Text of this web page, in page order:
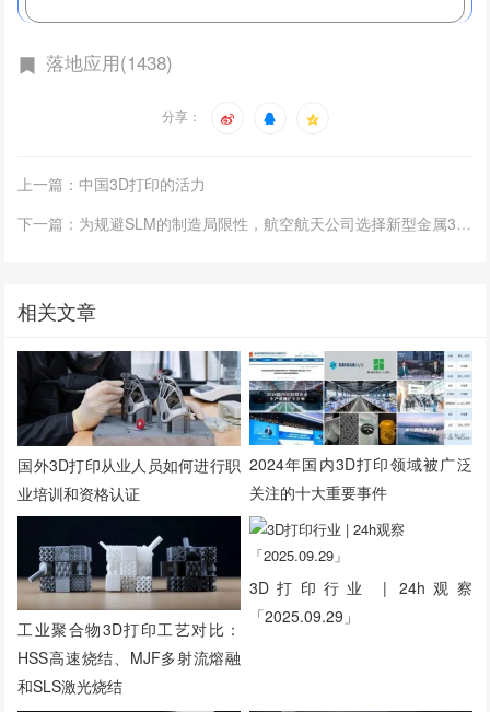
落地应用(1438)
分享：
上一篇：中国3D打印的活力
下一篇：为规避SLM的制造局限性，航空航天公司选择新型金属3D打印机
相关文章
国外3D打印从业人员如何进行职
业培训和资格认证
2024年国内3D打印领域被广泛
关注的十大重要事件
工业聚合物3D打印工艺对比：
HSS高速烧结、MJF多射流熔融
和SLS激光烧结
3D打印行业 | 24h观察
「2025.09.29」